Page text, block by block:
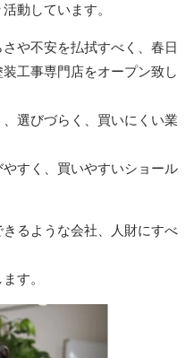
動しています。
や不安を払拭すべく、春日
工事専門店をオープン致し
選びづらく、買いにくい業
すく、買いやすいショール
るような会社、人財にすべ
す。